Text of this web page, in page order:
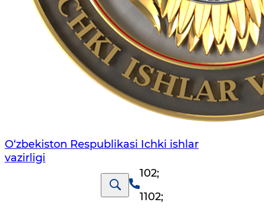
O‘zbеkiston Rеspublikаsi Ichki ishlаr
vаzirligi
102;
1102;